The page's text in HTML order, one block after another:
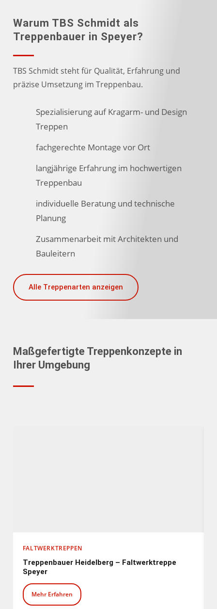
Warum TBS Schmidt als
Treppenbauer in Speyer?
TBS Schmidt steht für Qualität, Erfahrung und
präzise Umsetzung im Treppenbau.
Spezialisierung auf Kragarm- und Design
Treppen
fachgerechte Montage vor Ort
langjährige Erfahrung im hochwertigen
Treppenbau
individuelle Beratung und technische
Planung
Zusammenarbeit mit Architekten und
Bauleitern
Alle Treppenarten anzeigen
Maßgefertigte Treppenkonzepte in
Ihrer Umgebung
FALTWERKTREPPEN
Treppenbauer Heidelberg – Faltwerktreppe
Speyer
Mehr Erfahren